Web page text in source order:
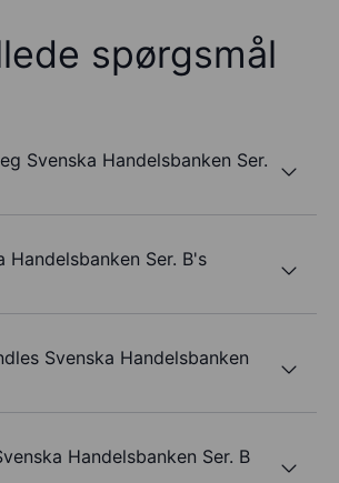
spørgsmål
Svenska Handelsbanken Ser.
Handelsbanken Ser. B's
Svenska Handelsbanken
Handelsbanken Ser. B